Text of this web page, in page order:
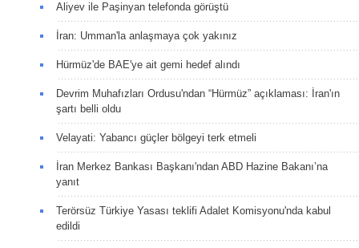
Aliyev ile Paşinyan telefonda görüştü
İran: Umman'la anlaşmaya çok yakınız
Hürmüz'de BAE'ye ait gemi hedef alındı
Devrim Muhafızları Ordusu'ndan “Hürmüz” açıklaması: İran'ın
şartı belli oldu
Velayati: Yabancı güçler bölgeyi terk etmeli
İran Merkez Bankası Başkanı'ndan ABD Hazine Bakanı’na
yanıt
Terörsüz Türkiye Yasası teklifi Adalet Komisyonu'nda kabul
edildi